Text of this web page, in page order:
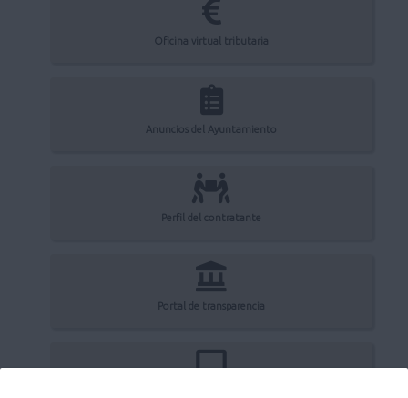
Oficina virtual tributaria
Anuncios del Ayuntamiento
Perfil del contratante
Portal de transparencia